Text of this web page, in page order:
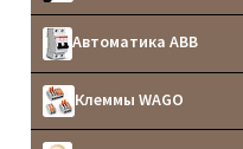
Автоматика ABB
Клеммы WAGO